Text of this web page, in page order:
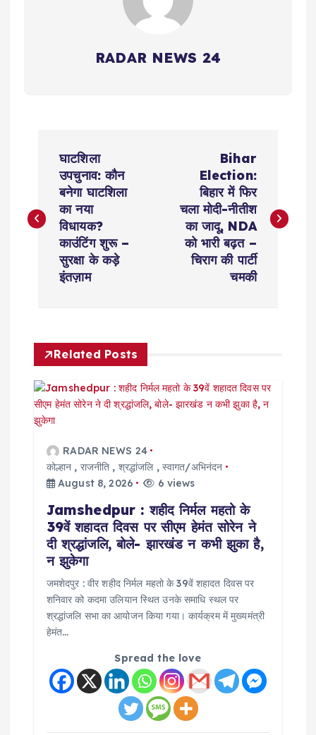
RADAR NEWS 24
s
v
g
घाटशिला
उपचुनाव: कौन
बनेगा घाटशिला
का नया
विधायक?
काउंटिंग शुरू –
सुरक्षा के कड़े
इंतज़ाम
Bihar
Election:
बिहार में फिर
चला मोदी-नीतीश
का जादू, NDA
को भारी बढ़त –
चिराग की पार्टी
चमकी
Related Posts
RADAR NEWS 24
कोल्हान , राजनीति , श्रद्धांजलि, स्वागत/अभिनंदन
August 8, 2026
6 views
Jamshedpur : शहीद निर्मल महतो के
39वें शहादत दिवस पर सीएम हेमंत सोरेन ने
दी श्रद्धांजलि, बोले- झारखंड न कभी झुका है,
न झुकेगा
जमशेदपुर : वीर शहीद निर्मल महतो के 39वें शहादत दिवस पर
शनिवार को कदमा उलियान स्थित उनके समाधि स्थल पर
श्रद्धांजलि सभा का आयोजन किया गया। कार्यक्रम में मुख्यमंत्री
हेमंत…
Spread the love